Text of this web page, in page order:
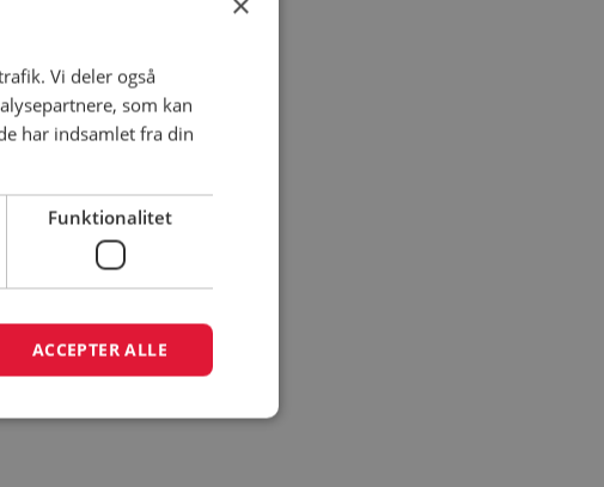
Vi deler også
som kan
har indsamlet fra din
Funktionalitet
ACCEPTER ALLE